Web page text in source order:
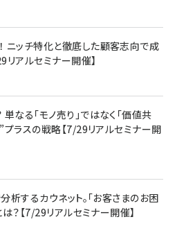
ニッチ特化と徹底した顧客志向で成
アルセミナー開催】
なる「モノ売り」ではなく「価値共
ラスの戦略【7/29リアルセミナー開
するカウネット。「お客さまのお困
？【7/29リアルセミナー開催】